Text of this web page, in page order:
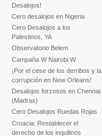
Desalojos!
Cero desalojos en Nigeria
Cero Desalojos a los
Palestinos, YA
Observatorio Belem
Campaña W Nairobi W
¡Por el cese de los derribos y la
corrupción en New Orleans!
Desalojos forzosos en Chennai
(Madras)
Cero Desalojos Ruedas Rojas
Croacia: Restablecer el
derecho de los inquilinos